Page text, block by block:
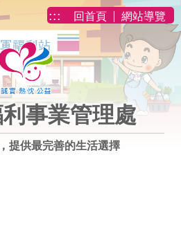
::: 回首頁 網站導覽
事業管理處
提供最完善的生活選擇